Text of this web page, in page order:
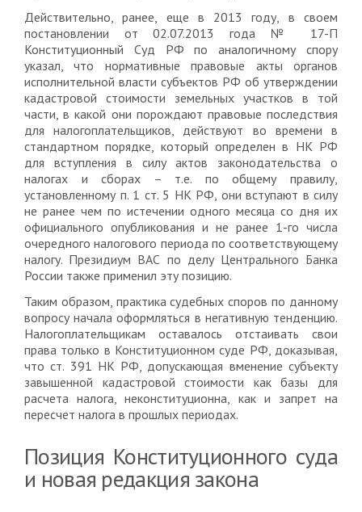
Действительно, ранее, еще в 2013 году, в своем
постановлении от 02.07.2013 года № 17-П
Конституционный Суд РФ по аналогичному спору
указал, что нормативные правовые акты органов
исполнительной власти субъектов РФ об утверждении
кадастровой стоимости земельных участков в той
части, в какой они порождают правовые последствия
для налогоплательщиков, действуют во времени в
стандартном порядке, который определен в НК РФ
для вступления в силу актов законодательства о
налогах и сборах – т.е. по общему правилу,
установленному п. 1 ст. 5 НК РФ, они вступают в силу
не ранее чем по истечении одного месяца со дня их
официального опубликования и не ранее 1-го числа
очередного налогового периода по соответствующему
налогу. Президиум ВАС по делу Центрального Банка
России также применил эту позицию.
Таким образом, практика судебных споров по данному
вопросу начала оформляться в негативную тенденцию.
Налогоплательщикам оставалось отстаивать свои
права только в Конституционном суде РФ, доказывая,
что ст. 391 НК РФ, допускающая вменение субъекту
завышенной кадастровой стоимости как базы для
расчета налога, неконституционна, как и запрет на
пересчет налога в прошлых периодах.
Позиция Конституционного суда
и новая редакция закона